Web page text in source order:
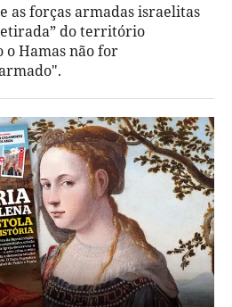
as forças armadas israelitas
do território
Hamas não for